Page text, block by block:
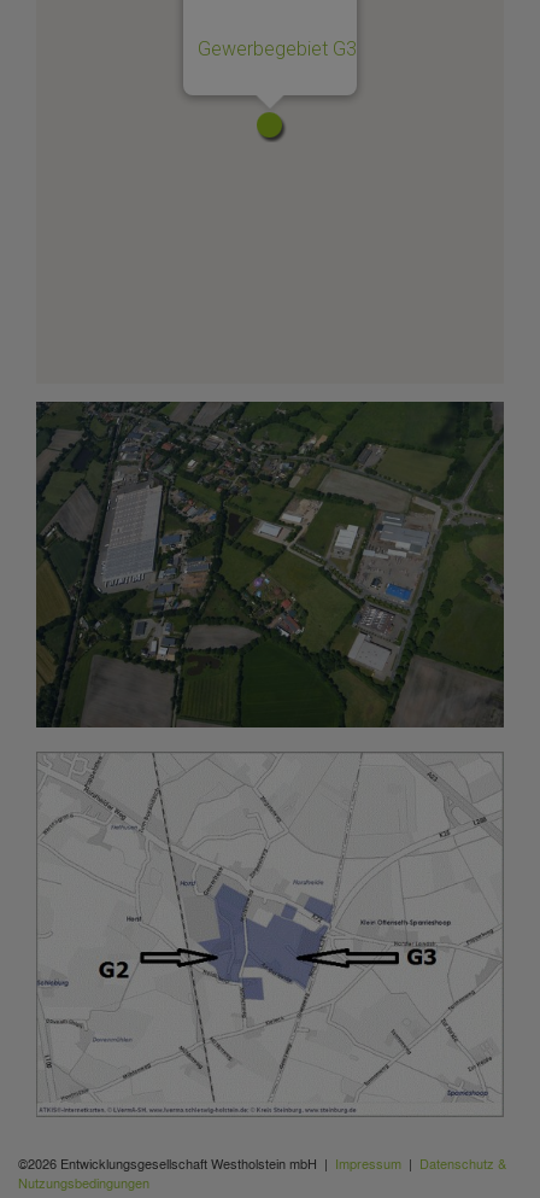
Gewerbegebiet G3
©2026 Entwicklungsgesellschaft Westholstein mbH | Impressum | Datenschutz &
Nutzungsbedingungen